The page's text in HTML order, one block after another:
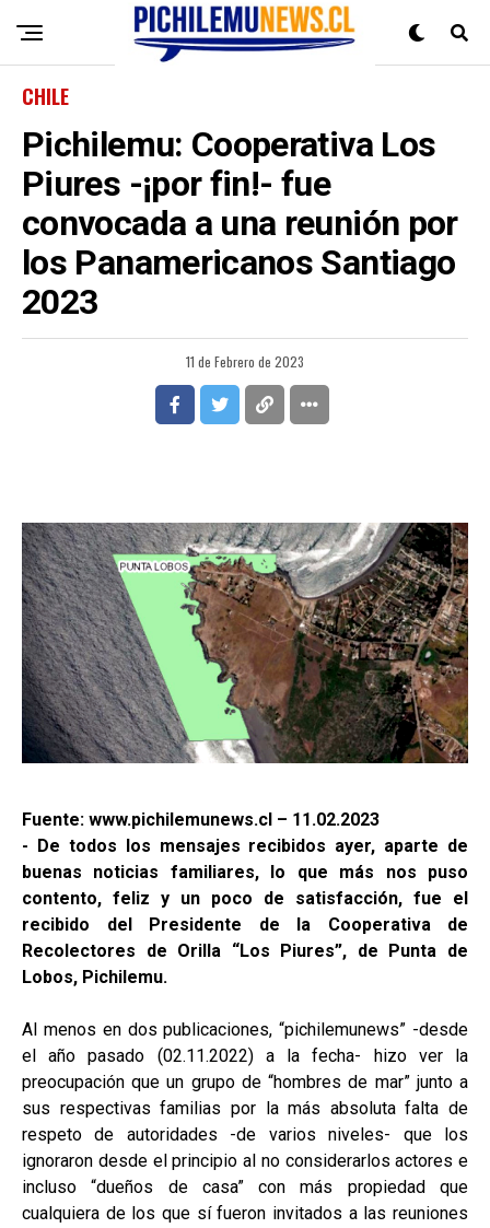
CHILE
Pichilemu: Cooperativa Los
Piures -¡por fin!- fue
convocada a una reunión por
los Panamericanos Santiago
2023
11 de Febrero de 2023
Fuente: www.pichilemunews.cl – 11.02.2023
- De todos los mensajes recibidos ayer, aparte de
buenas noticias familiares, lo que más nos puso
contento, feliz y un poco de satisfacción, fue el
recibido del Presidente de la Cooperativa de
Recolectores de Orilla “Los Piures”, de Punta de
Lobos, Pichilemu.
Al menos en dos publicaciones, “pichilemunews” -desde
el año pasado (02.11.2022) a la fecha- hizo ver la
preocupación que un grupo de “hombres de mar” junto a
sus respectivas familias por la más absoluta falta de
respeto de autoridades -de varios niveles- que los
ignoraron desde el principio al no considerarlos actores e
incluso “dueños de casa” con más propiedad que
cualquiera de los que sí fueron invitados a las reuniones